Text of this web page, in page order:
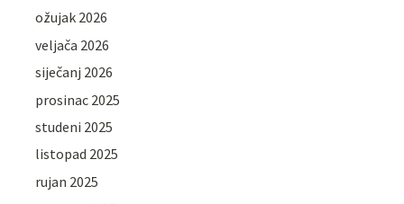
ožujak 2026
veljača 2026
siječanj 2026
prosinac 2025
studeni 2025
listopad 2025
rujan 2025